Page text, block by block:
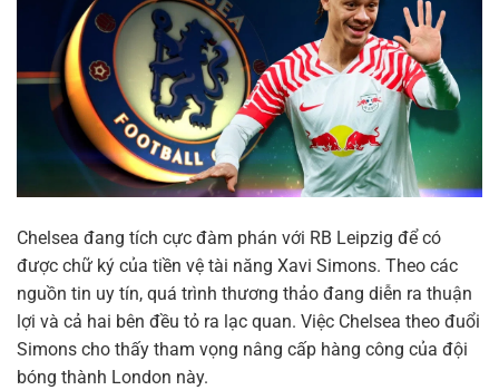
Chelsea đang tích cực đàm phán với RB Leipzig để có
được chữ ký của tiền vệ tài năng Xavi Simons. Theo các
nguồn tin uy tín, quá trình thương thảo đang diễn ra thuận
lợi và cả hai bên đều tỏ ra lạc quan. Việc Chelsea theo đuổi
Simons cho thấy tham vọng nâng cấp hàng công của đội
bóng thành London này.